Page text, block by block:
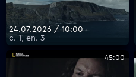
VOYO
24.07.2026 / 10:00
с. 1, еп. 3
45:00